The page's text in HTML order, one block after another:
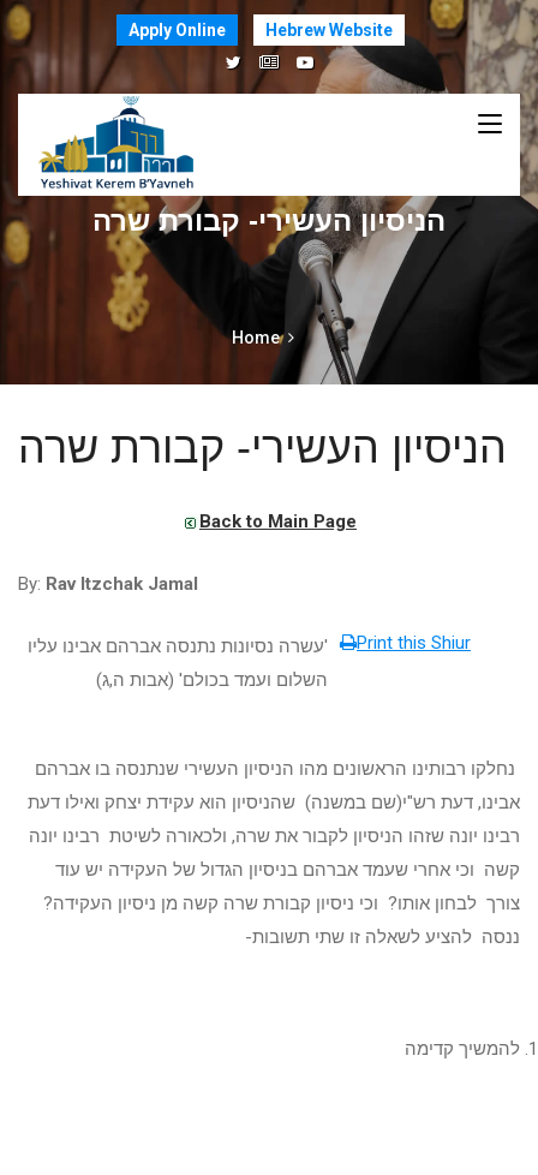
Apply Online Hebrew Website
הניסיון העשירי- קבורת שרה
Home
הניסיון העשירי- קבורת שרה
Back to Main Page
By: Rav Itzchak Jamal
Print this Shiur
'עשרה נסיונות נתנסה אברהם אבינו עליו
השלום ועמד בכולם' (אבות ה,ג)
נחלקו רבותינו הראשונים מהו הניסיון העשירי שנתנסה בו אברהם
אבינו, דעת רש"י(שם במשנה) שהניסיון הוא עקידת יצחק ואילו דעת
רבינו יונה שזהו הניסיון לקבור את שרה, ולכאורה לשיטת רבינו יונה
קשה וכי אחרי שעמד אברהם בניסיון הגדול של העקידה יש עוד
צורך לבחון אותו? וכי ניסיון קבורת שרה קשה מן ניסיון העקידה?
ננסה להציע לשאלה זו שתי תשובות-
להמשיך קדימה